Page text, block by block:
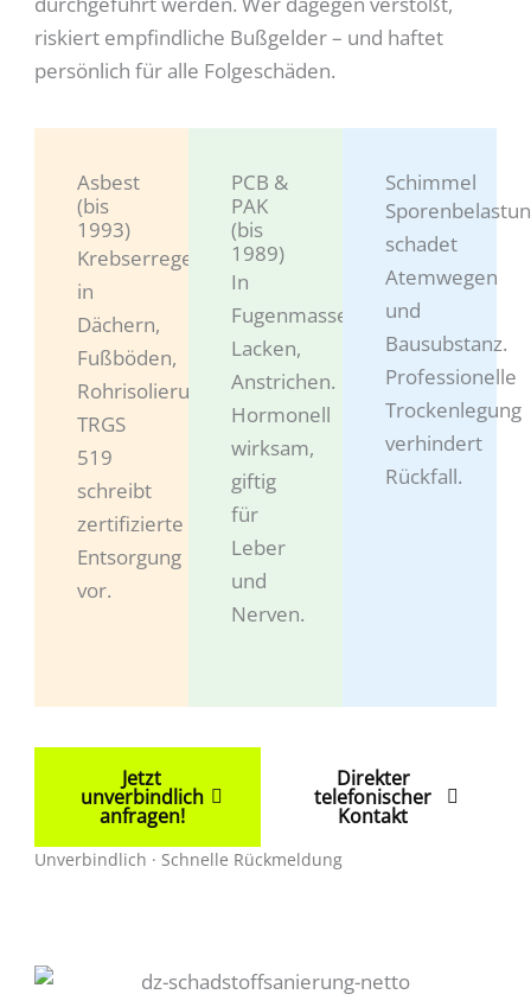
riskiert empfindliche Bußgelder – und haftet
persönlich für alle Folgeschäden.
Asbest
(bis
1993)
Krebserregend,
in
Dächern,
Fußböden,
Rohrisolierungen.
TRGS
519
schreibt
zertifizierte
Entsorgung
vor.
PCB &
PAK
(bis
1989)
In
Fugenmassen,
Lacken,
Anstrichen.
Hormonell
wirksam,
giftig
für
Leber
und
Nerven.
Schimmel
schadet
Atemwegen
und
Bausubstanz.
Professionelle
Trockenlegung
verhindert
Rückfall.
Jetzt
unverbindlich
anfragen!
Direkter
telefonischer
Kontakt
Unverbindlich · Schnelle Rückmeldung